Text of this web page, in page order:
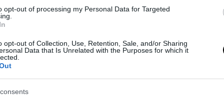
opt-out of processing my Personal Data for Targeted
opt-out of Collection, Use, Retention, Sale, and/or Sharing
Data that Is Unrelated with the Purposes for which it